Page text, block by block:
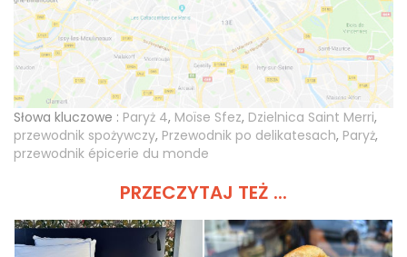
Słowa kluczowe : Paryż 4, Moïse Sfez, Dzielnica Saint Merri,
przewodnik spożywczy, Przewodnik po delikatesach, Paryż,
przewodnik épicerie du monde
PRZECZYTAJ TEŻ ...